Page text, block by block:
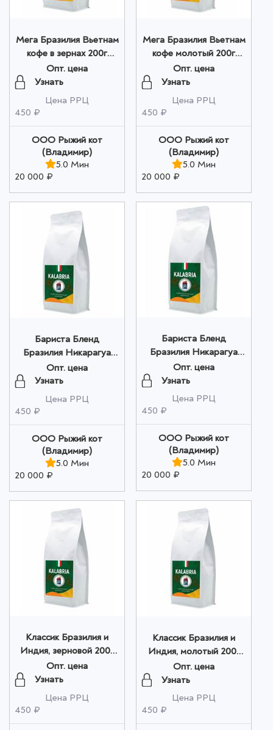
Мега Бразилия Вьетнам
кофе в зернах 200г
оптом
Опт. цена
Узнать
Цена РРЦ
450 ₽
ООО Рыжий кот
(Владимир)
5.0 Мин
20 000 ₽
Мега Бразилия Вьетнам
кофе молотый 200г
оптом
Опт. цена
Узнать
Цена РРЦ
450 ₽
ООО Рыжий кот
(Владимир)
5.0 Мин
20 000 ₽
Бариста Бленд
Бразилия Никарагуа
Индонезия в зернах
200г оптом
Опт. цена
Узнать
Цена РРЦ
450 ₽
ООО Рыжий кот
(Владимир)
5.0 Мин
20 000 ₽
Бариста Бленд
Бразилия Никарагуа
Индонезия молотый
200г оптом
Опт. цена
Узнать
Цена РРЦ
450 ₽
ООО Рыжий кот
(Владимир)
5.0 Мин
20 000 ₽
Классик Бразилия и
Индия, зерновой 200г
оптом
Опт. цена
Узнать
Цена РРЦ
450 ₽
Классик Бразилия и
Индия, молотый 200г
оптом
Опт. цена
Узнать
Цена РРЦ
450 ₽